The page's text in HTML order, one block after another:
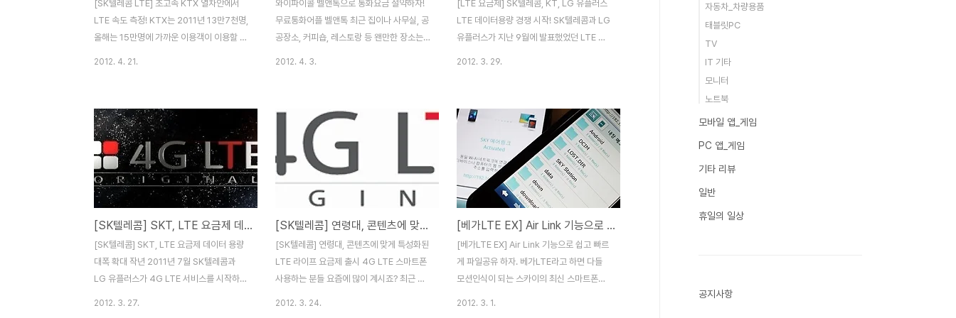
[SK텔레콤 LTE] 초고속 KTX 열차안에서
LTE 속도 측정! KTX는 2011년 13만7천명,
올해는 15만명에 가까운 이용객이 이용할 것
PC로 웹서핑을 이용하다보면 수시로 끊기는
일이 발생해 답답함을 느낄때가 많았습니다.
SK텔레콤에서는 지난 4월 1일 전국 84개
모든 시와 주요 도서/산간 지역 등에서 LTE
서비스를 시작한데 이어, 4월 20일 서울~부
산, KTX 경부선 전구간에 초고속 LTE 서비
스를 시작했습니다. (호남선/전라선은 22일
부터 제공) 서비스 개시 하루전인 19일 부산
에서 서울로 KTX 열차를 타고 가면서 S..
2012. 4. 21.
와이파이콜 벨앤톡으로 통화요금 절약하자!
무료통화어플 벨앤톡 최근 집이나 사무실, 공
공장소, 커피숍, 레스토랑 등 왠만한 장소는
콤의 경우도 전국 84개시에 LTE 서비스를
시작하는 등 데이터 속도가 한층 더 빨라지고
있습니다. WIFI, 3G, 와이브로/LTE 4G 등
다양한 무선 네트워크가 발달하면서 무선인
터넷으로 이용하는 인터넷 전화서비스 시장
도 함께 성장하고 있는 것 같습니다. 이번에
소개해드릴 mVoIP/와이파이콜(WIFI
CALL) 서비스 벨앤톡은 스마트폰에 애플리
케이션으로 설치하고 무선인터넷을 통해 전
화를 이용할 수..
2012. 4. 3.
[LTE 요금제] SK텔레콤, KT, LG 유플러스
LTE 데이터용량 경쟁 시작! SK텔레콤과 LG
유플러스가 지난 9월에 발표했었던 LTE 요
먼저 LTE 요금을 개편한 곳은 LTE 전국망을
갖춘 LG 유플러스였습니다. 가장 많은 사람
이 이용하는 주력 요금제의 용량을 타사에 비
해 2배로 늘려 마케팅을 시작해 하루 가입자
가 크게 늘었다고 하는데요. 3월 27일 SK텔
레콤에 이어 29일 KT도 LTE 요금제의 데이
터 제공량을 개편해 LTE 요금제 경쟁에 뛰어
들었습니다. 위 도표는 4월부터 적용되는
LTE요금제의 음성통화 시간, 문자 수, 데이..
2012. 3. 29.
[SK텔레콤] SKT, LTE 요금제 데이터 용량 대폭 확대
[SK텔레콤] SKT, LTE 요금제 데이터 용량
대폭 확대 작년 2011년 7월 SK텔레콤과
LG 유플러스가 4G LTE 서비스를 시작하
2012. 3. 27.
[SK텔레콤] 연령대, 콘텐츠에 맞게 특성화된 LTE 라이프 요금제 출시
[SK텔레콤] 연령대, 콘텐츠에 맞게 특성화된
LTE 라이프 요금제 출시 4G LTE 스마트폰
사용하는 분들 요즘에 많이 계시죠? 최근 버
2012. 3. 24.
[베가LTE EX] Air Link 기능으로 쉽고 빠르게 파일공유 하자.
[베가LTE EX] Air Link 기능으로 쉽고 빠르
게 파일공유 하자. 베가LTE라고 하면 다들
모션인식이 되는 스카이의 최신 스마트폰이
2012. 3. 1.
자동차_차량용품
태블릿PC
TV
IT 기타
모니터
노트북
모바일 앱_게임
PC 앱_게임
기타 리뷰
일반
휴일의 일상
공지사항